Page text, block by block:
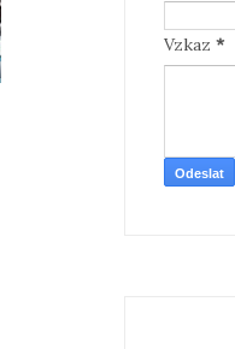
Vzkaz *